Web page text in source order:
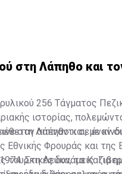
στη Λάπηθο και
256 Τάγματος
ιστορίας,
απέναντι σε έναν
στη Λάπηθο και, με
Εθνικής Φρουράς και της
δυνάμεις. Για
Στη Λεύκα, τα